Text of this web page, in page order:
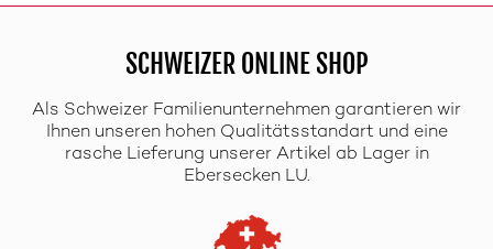
SCHWEIZER ONLINE SHOP
Als Schweizer Familienunternehmen garantieren wir
Ihnen unseren hohen Qualitätsstandart und eine
rasche Lieferung unserer Artikel ab Lager in
Ebersecken LU.